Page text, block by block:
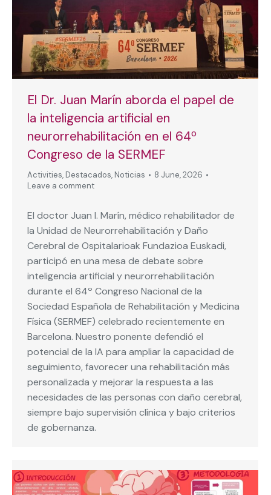
El Dr. Juan Marín aborda el papel de
la inteligencia artificial en
neurorrehabilitación en el 64º
Congreso de la SERMEF
Activities, Destacados, Noticias
8 June, 2026
Leave a comment
El doctor Juan I. Marín, médico rehabilitador de
la Unidad de Neurorrehabilitación y Daño
Cerebral de Ospitalarioak Fundazioa Euskadi,
participó en una mesa de debate sobre
inteligencia artificial y neurorrehabilitación
durante el 64º Congreso Nacional de la
Sociedad Española de Rehabilitación y Medicina
Física (SERMEF) celebrado recientemente en
Barcelona. Nuestro ponente defendió el
potencial de la IA para ampliar la capacidad de
seguimiento, favorecer una rehabilitación más
personalizada y mejorar la respuesta a las
necesidades de las personas con daño cerebral,
siempre bajo supervisión clínica y bajo criterios
de gobernanza.